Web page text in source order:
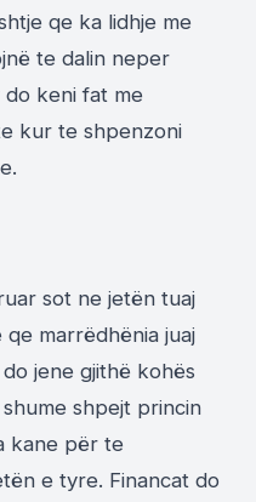
qe ka lidhje me
te dalin neper
do keni fat me
kur te shpenzoni
sot ne jetën tuaj
marrëdhënia juaj
jene gjithë kohës
shpejt princin
kane për te
e tyre. Financat do